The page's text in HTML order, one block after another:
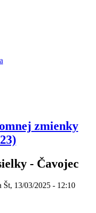
zmienky
- Čavojec
Št, 13/03/2025 - 12:10